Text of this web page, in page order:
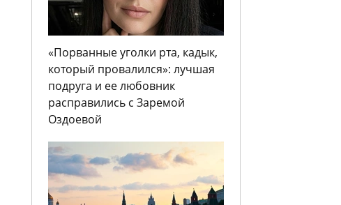
«Порванные уголки рта, кадык,
который провалился»: лучшая
подруга и ее любовник
расправились с Заремой
Оздоевой